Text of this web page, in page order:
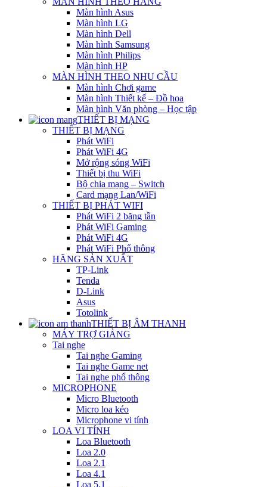
Màn hình Asus
Màn hình LG
Màn hình Dell
Màn hình Samsung
Màn hình Philips
Màn hình HP
MÀN HÌNH THEO NHU CẦU
Màn hình Chơi game
Màn hình Thiết kế – Đồ họa
Màn hình Văn phòng – Học tập
THIẾT BỊ MẠNG
THIẾT BỊ MẠNG
Phát WiFi
Phát WiFi 4G
Mở rộng sóng WiFi
Thiết bị thu WiFi
Bộ chia mạng – Switch
Card mạng Lan/WiFi
THIẾT BỊ PHÁT WIFI
Phát WiFi 2 băng tần
Phát WiFi Gaming
Phát WiFi 4G
Phát WiFi Phổ thông
HÃNG SẢN XUẤT
TP-Link
Tenda
D-Link
Asus
Totolink
THIẾT BỊ ÂM THANH
MÁY TRỢ GIẢNG
Tai nghe
Tai nghe Gaming
Tai nghe Game net
Tai nghe phổ thông
MICROPHONE
Micro Bluetooth
Micro loa kéo
Microphone vi tính
LOA VI TÍNH
Loa Bluetooth
Loa 2.0
Loa 2.1
Loa 4.1
Loa 5.1